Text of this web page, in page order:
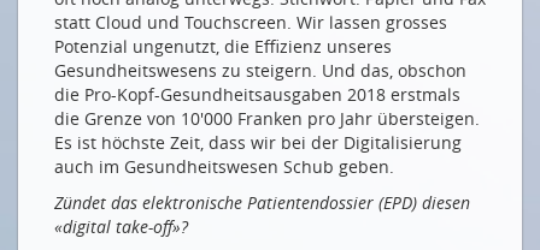
Drucken
Impressum
statt Cloud und Touchscreen. Wir lassen grosses
Potenzial ungenutzt, die Effizienz unseres
Gesundheitswesens zu steigern. Und das, obschon
die Pro-Kopf-Gesundheitsausgaben 2018 erstmals
die Grenze von 10'000 Franken pro Jahr übersteigen.
Es ist höchste Zeit, dass wir bei der Digitalisierung
auch im Gesundheitswesen Schub geben.
Zündet das elektronische Patientendossier (EPD) diesen
«digital take-off»?